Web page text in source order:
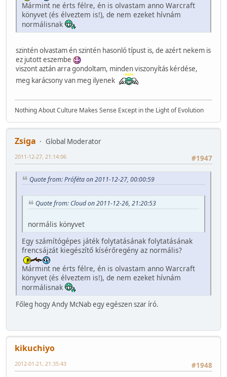
Mármint ne érts félre, én is olvastam anno Warcraft
könyvet (és élveztem is!), de nem ezeket hívnám
normálisnak
szintén olvastam én szintén hasonló típust is, de azért nekem is
ez jutott eszembe
viszont aztán arra gondoltam, minden viszonyítás kérdése,
meg karácsony van meg ilyenek
Nothing About Culture Makes Sense Except in the Light of Evolution
Zsiga
Global Moderator
#1947
2011-12-27, 21:14:06
Quote from: Próféta on 2011-12-27, 00:00:59
Quote from: Cloud on 2011-12-26, 21:20:53
normális könyvet
Egy számítógépes játék folytatásának folytatásának
frencsájzát kiegészítő kísérőregény az normális?
Mármint ne érts félre, én is olvastam anno Warcraft
könyvet (és élveztem is!), de nem ezeket hívnám
normálisnak
Főleg hogy Andy McNab egy egészen szar író.
kikuchiyo
#1948
2012-01-21, 21:35:43